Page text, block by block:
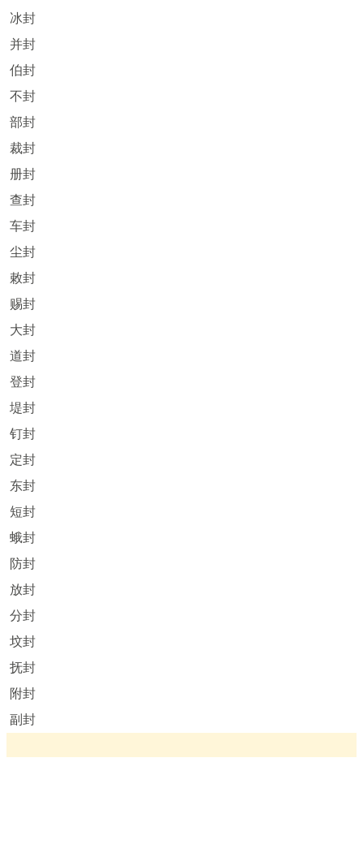
冰封
并封
伯封
不封
部封
裁封
册封
查封
车封
尘封
敕封
赐封
大封
道封
登封
堤封
钉封
定封
东封
短封
蛾封
防封
放封
分封
坟封
抚封
附封
副封